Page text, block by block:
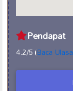
Pendapat
4.2/5 (Baca